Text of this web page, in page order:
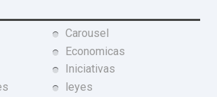
Carousel
Economicas
Iniciativas
leyes